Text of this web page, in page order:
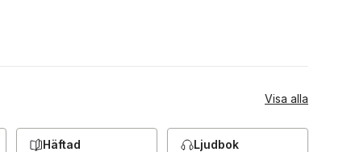
Visa alla
Häftad
Ljudbok